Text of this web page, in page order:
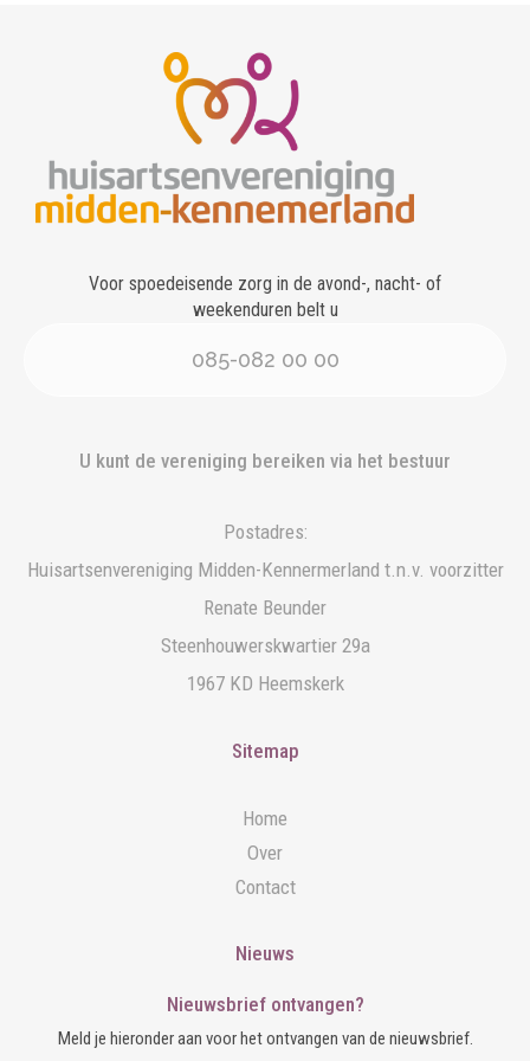
Voor spoedeisende zorg in de avond-, nacht- of
weekenduren belt u
085-082 00 00
U kunt de vereniging bereiken via het bestuur
Postadres:
Huisartsenvereniging Midden-Kennermerland t.n.v. voorzitter
Renate Beunder
Steenhouwerskwartier 29a
1967 KD Heemskerk
Sitemap
Home
Over
Contact
Nieuws
Nieuwsbrief ontvangen?
Meld je hieronder aan voor het ontvangen van de nieuwsbrief.